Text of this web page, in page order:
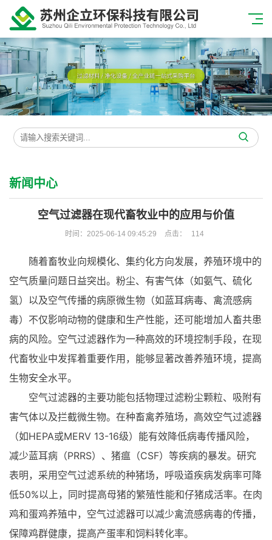
新闻中心
空气过滤器在现代畜牧业中的应用与价值
时间：2025-06-14 09:45:29 点击： 114
随着畜牧业向规模化、集约化方向发展，养殖环境中的
空气质量问题日益突出。粉尘、有害气体（如氨气、硫化
氢）以及空气传播的病原微生物（如蓝耳病毒、禽流感病
毒）不仅影响动物的健康和生产性能，还可能增加人畜共患
病的风险。空气过滤器作为一种高效的环境控制手段，在现
代畜牧业中发挥着重要作用，能够显著改善养殖环境，提高
生物安全水平。
空气过滤器的主要功能包括物理过滤粉尘颗粒、吸附有
害气体以及拦截微生物。在种畜禽养殖场，高效空气过滤器
（如HEPA或MERV 13-16级）能有效降低病毒传播风险，
减少蓝耳病（PRRS）、猪瘟（CSF）等疾病的暴发。研究
表明，采用空气过滤系统的种猪场，呼吸道疾病发病率可降
低50%以上，同时提高母猪的繁殖性能和仔猪成活率。在肉
鸡和蛋鸡养殖中，空气过滤器可以减少禽流感病毒的传播，
保障鸡群健康，提高产蛋率和饲料转化率。